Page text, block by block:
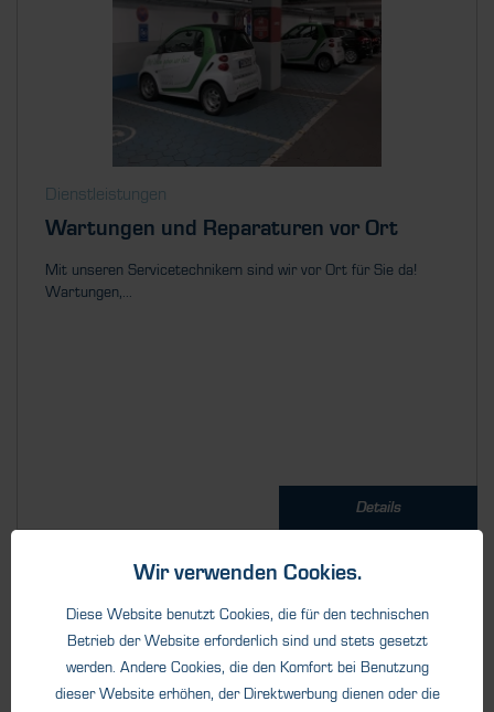
Dienstleistungen
Wartungen und Reparaturen vor Ort
Mit unseren Servicetechnikern sind wir vor Ort für Sie da!
Wartungen,...
Details
Wir verwenden Cookies.
Diese Website benutzt Cookies, die für den technischen
Betrieb der Website erforderlich sind und stets gesetzt
werden. Andere Cookies, die den Komfort bei Benutzung
dieser Website erhöhen, der Direktwerbung dienen oder die